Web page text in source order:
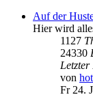
Auf der
Hier wird
1127
24330
Letzter
von
Fr 24.